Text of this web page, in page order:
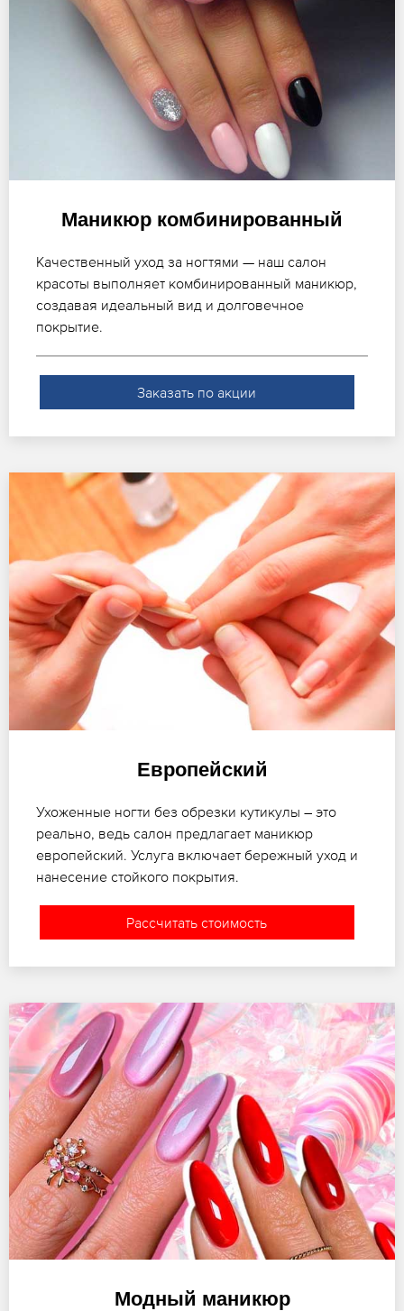
Маникюр комбинированный
Качественный уход за ногтями — наш салон
красоты выполняет комбинированный маникюр,
создавая идеальный вид и долговечное
покрытие.
Заказать по акции
Европейский
Ухоженные ногти без обрезки кутикулы – это
реально, ведь салон предлагает маникюр
европейский. Услуга включает бережный уход и
нанесение стойкого покрытия.
Рассчитать стоимость
Модный маникюр